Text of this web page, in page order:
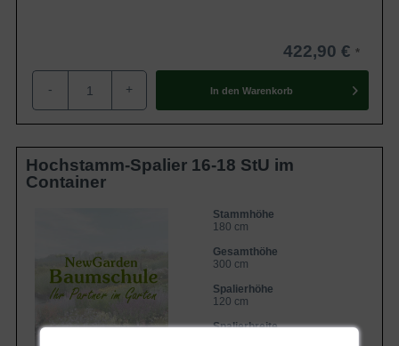
422,90 €
- + In den Warenkorb
Hochstamm-Spalier 16-18 StU im
Container
Stammhöhe
180 cm
Gesamthöhe
300 cm
Spalierhöhe
120 cm
Spalierbreite